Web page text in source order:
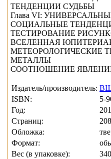
ТЕНДЕНЦИИ СУДЬБЫ
Глава VI:
СОЦИАЛЬНЫЕ
ТЕСТИРОВАНИЕ
ВСЕЛЕННАЯ
МЕТЕОРОЛОГИЧЕСКИЕ
МЕТАЛЛЫ
СООТНОШЕНИЕ
Издатель/производитель:
ISBN:
5-
Год:
Страниц:
208
Обложка:
Формат:
Вес (в упаковке):